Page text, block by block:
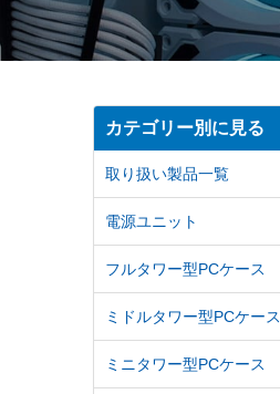
カテゴリー別に見る
取り扱い製品一覧
電源ユニット
フルタワー型PCケース
ミドルタワー型PCケース
ミニタワー型PCケース